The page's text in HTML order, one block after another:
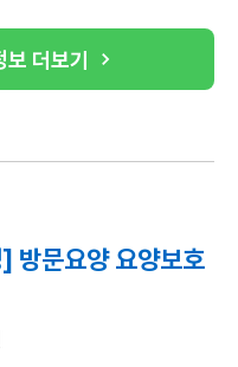
보 더보기
문요양 요양보호